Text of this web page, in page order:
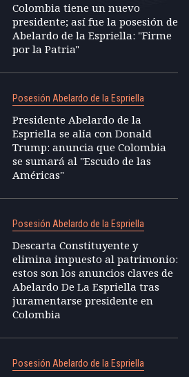
Colombia tiene un nuevo
presidente; así fue la posesión de
Abelardo de la Espriella: "Firme
por la Patria"
Posesión Abelardo de la Espriella
Presidente Abelardo de la
Espriella se alía con Donald
Trump: anuncia que Colombia
se sumará al "Escudo de las
Américas"
Posesión Abelardo de la Espriella
Descarta Constituyente y
elimina impuesto al patrimonio:
estos son los anuncios claves de
Abelardo De La Espriella tras
juramentarse presidente en
Colombia
Posesión Abelardo de la Espriella